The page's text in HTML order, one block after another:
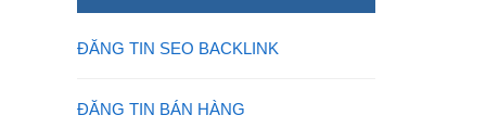
ĐĂNG TIN SEO BACKLINK
ĐĂNG TIN BÁN HÀNG